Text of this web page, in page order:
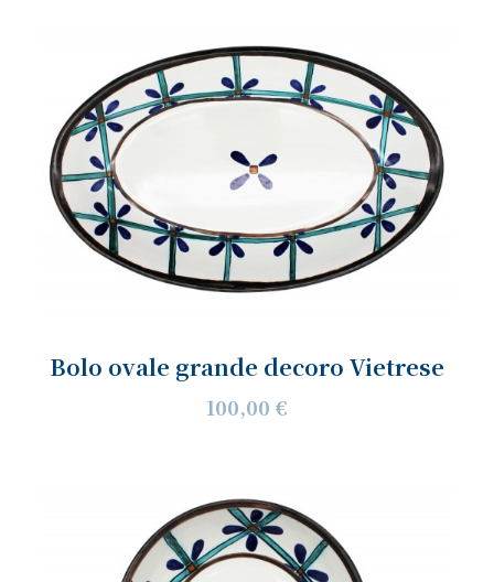
Bolo ovale grande decoro Vietrese
100,00 €